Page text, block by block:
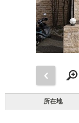
所在地